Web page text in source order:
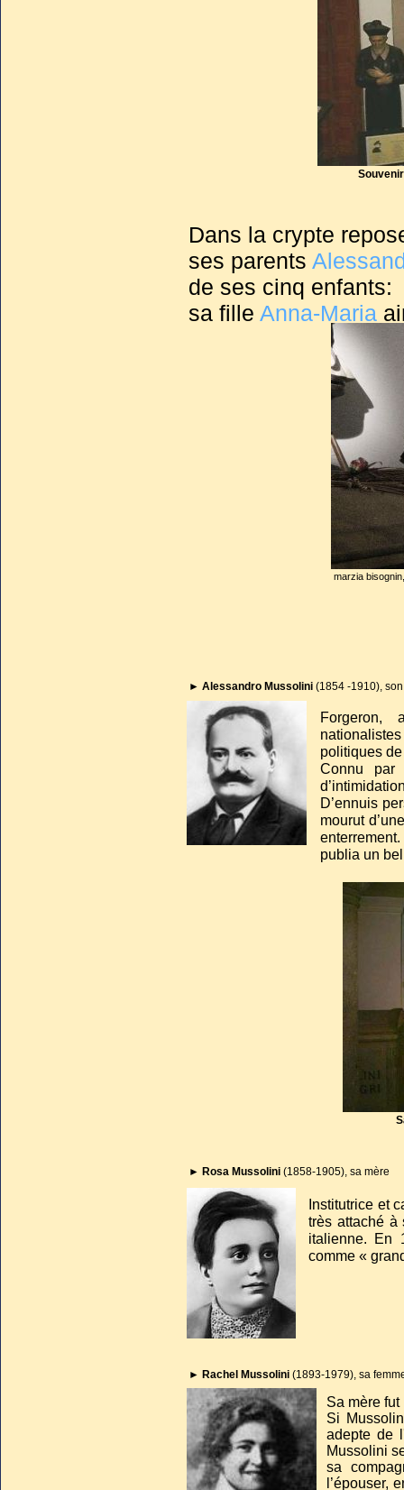
Dans la crypte
ses parents
de ses cinq enfants:
sa fille Anna-Maria
marzia
► Alessandro Mussolini (1854 -1910),
Forgeron,
politiques
Connu par
D’ennuis
mourut
publia un
► Rosa Mussolini (1858-1905), sa mère
Institutrice et
très attaché à
italienne. En
comme «
► Rachel Mussolini (1893-1979), sa
Sa mère
Si
adepte de
Mussolini
sa
l’épouser,